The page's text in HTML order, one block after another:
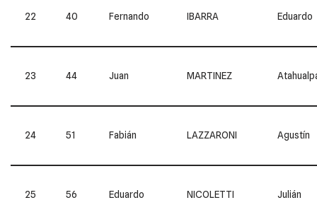
22 40 Fernando IBARRA Eduardo
23 44 Juan MARTINEZ
24 51 Fabián LAZZARONI Agustín
25 56 Eduardo NICOLETTI Julián